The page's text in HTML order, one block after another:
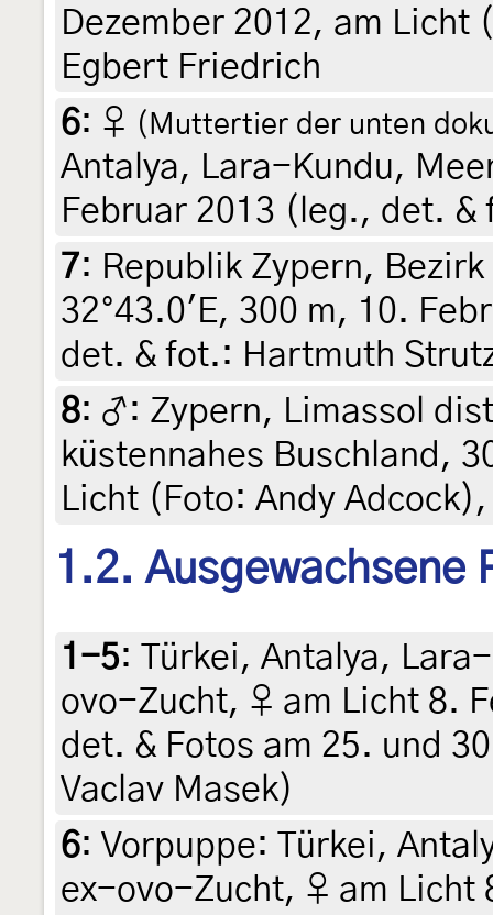
Dezember 2012, am
Egbert Friedrich
6: ♀ (Muttertier der unten
Antalya, Lara-Kundu,
Februar 2013 (leg., det. &
7: Republik Zypern,
32°43.0'E, 300 m, 10.
det. & fot.: Hartmuth
8: ♂: Zypern, Limassol
küstennahes Buschland,
Licht (Foto: Andy
1.2. Ausgewachsene
1-5: Türkei, Antalya,
ovo-Zucht, ♀ am Licht 8.
det. & Fotos am 25. und
Vaclav Masek)
6: Vorpuppe: Türkei,
ex-ovo-Zucht, ♀ am Licht